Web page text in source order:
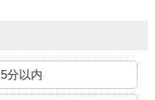
5分以内